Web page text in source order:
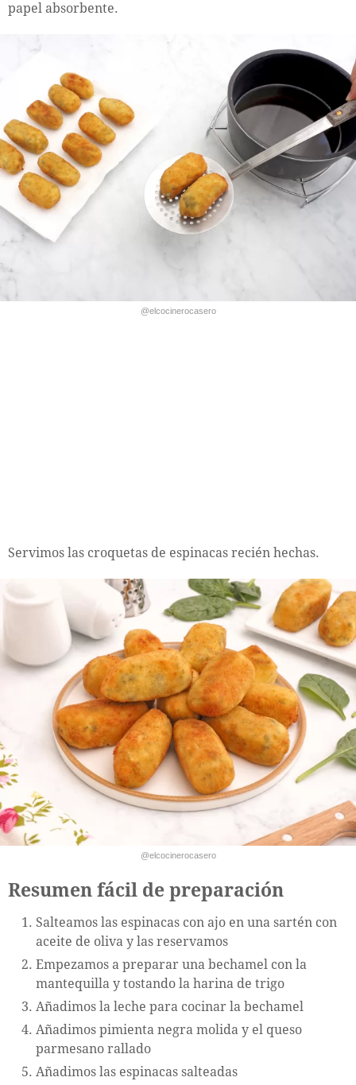
papel absorbente.
@elcocinerocasero
Servimos las croquetas de espinacas recién hechas.
@elcocinerocasero
Resumen fácil de preparación
Salteamos las espinacas con ajo en una sartén con
aceite de oliva y las reservamos
Empezamos a preparar una bechamel con la
mantequilla y tostando la harina de trigo
Añadimos la leche para cocinar la bechamel
Añadimos pimienta negra molida y el queso
parmesano rallado
Añadimos las espinacas salteadas